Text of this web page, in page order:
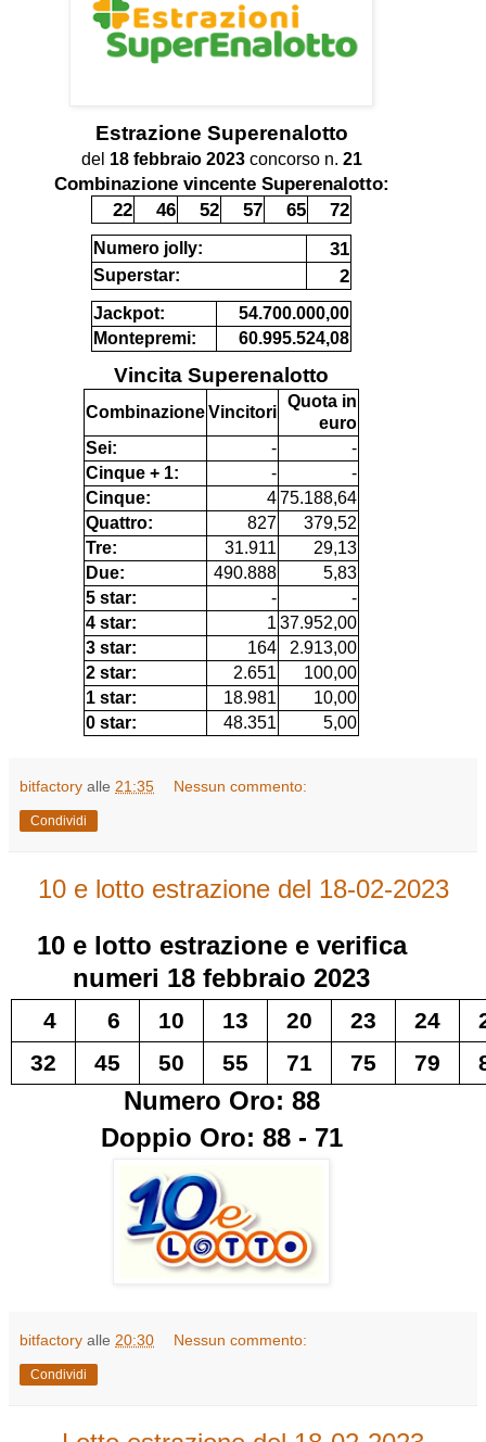
Estrazione Superenalotto
del 18 febbraio 2023concorso n. 21
Combinazione vincente Superenalotto:
22
46 52 57 65 72
Numero jolly: 31
Superstar: 2
Jackpot:
54.700.000,00
Montepremi:
60.995.524,08
Vincita Superenalotto
CombinazioneVincitori
Quota in
euro
Sei:
-
-
Cinque + 1:
-
-
Cinque:
475.188,64
Quattro:
827
379,52
Tre:
31.911
29,13
Due:
490.888
5,83
5 star:
-
-
4 star:
1 37.952,00
3 star:
164
2.913,00
2 star:
2.651
100,00
1 star:
18.981
10,00
0 star:
48.351 5,00
bitfactory alle 21:35 Nessun commento:
Condividi
10 e lotto estrazione del 18-02-2023
10 e lotto estrazione e verifica
numeri 18 febbraio 2023
4 6 10 13 20 23 24
32
45 50 55 71 75 79
Numero Oro: 88
Doppio Oro: 88 - 71
bitfactory alle 20:30 Nessun commento:
Condividi